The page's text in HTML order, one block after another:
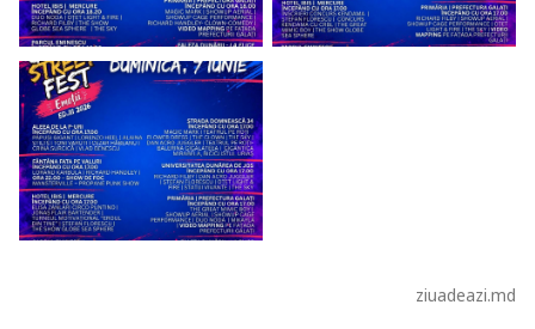
ziuadeazi.md